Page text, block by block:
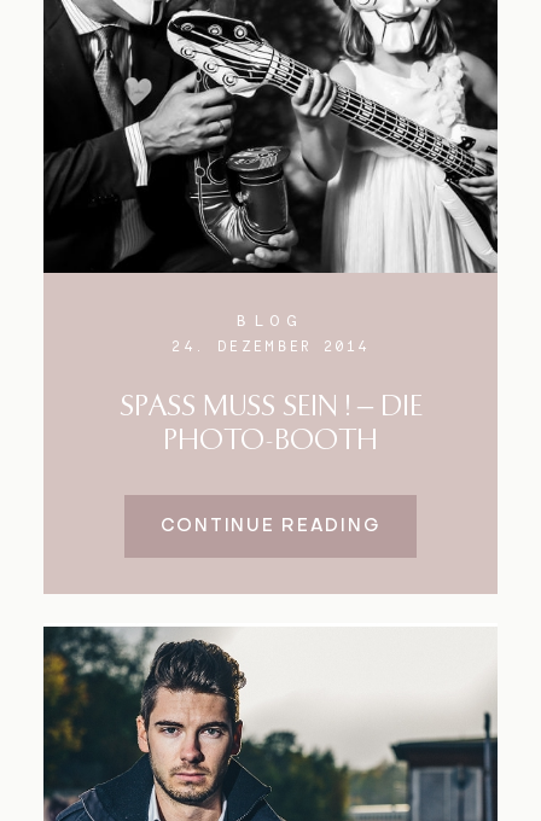
BLOG
24. DEZEMBER 2014
SPASS MUSS SEIN ! – DIE
PHOTO-BOOTH
CONTINUE READING